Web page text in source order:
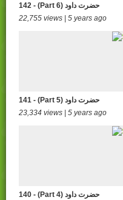
142 - (Part 6) حضرت داود
22,755 views | 5 years ago
141 - (Part 5) حضرت داود
23,334 views | 5 years ago
140 - (Part 4) حضرت داود